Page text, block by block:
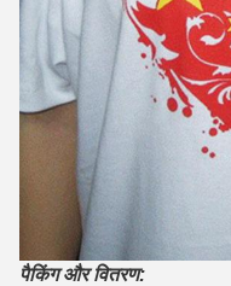
पैकिंग और वितरण: